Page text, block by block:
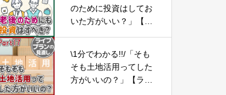
のために投資はしてお
いた方がいい？」【ラ
\1分でわかる!!/「そも
そも土地活用ってした
方がいいの？」【ライ